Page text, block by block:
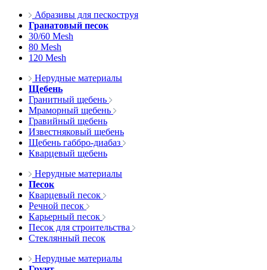
Абразивы для пескоструя
Гранатовый песок
30/60 Mesh
80 Mesh
120 Mesh
Нерудные материалы
Щебень
Гранитный щебень
Мраморный щебень
Гравийный щебень
Известняковый щебень
Щебень габбро-диабаз
Кварцевый щебень
Нерудные материалы
Песок
Кварцевый песок
Речной песок
Карьерный песок
Песок для строительства
Стеклянный песок
Нерудные материалы